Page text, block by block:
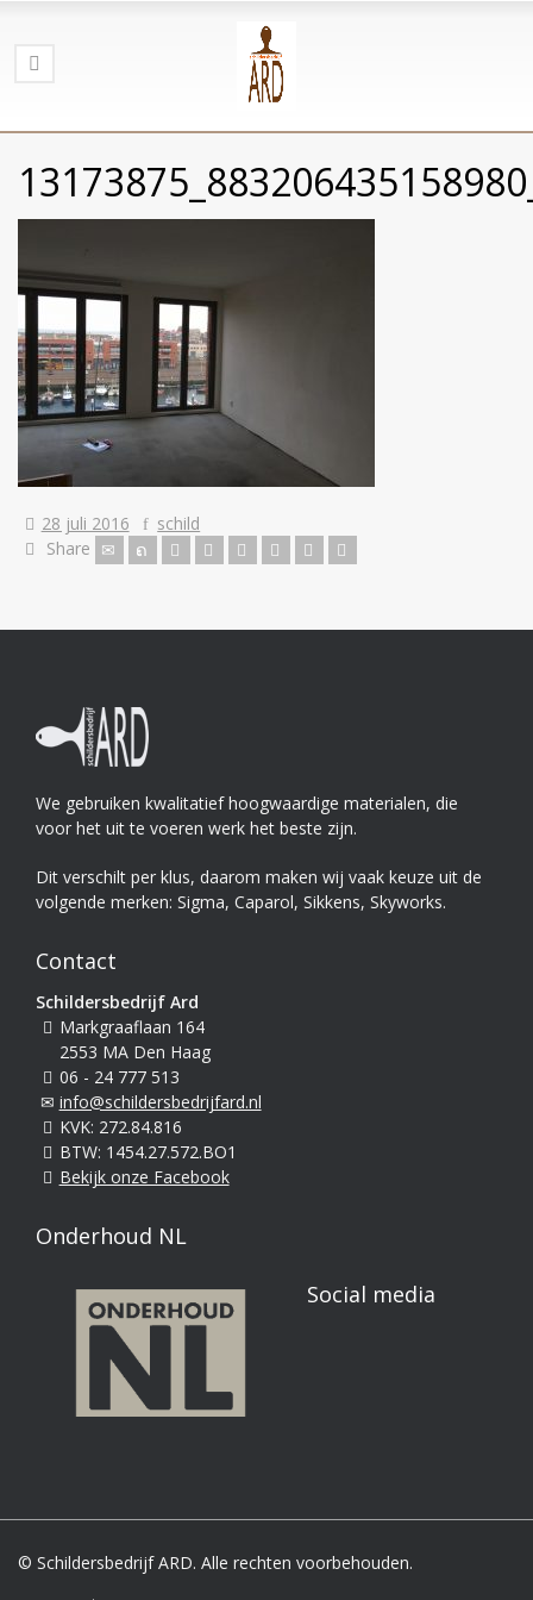
28 juli 2016
schild
Share
We gebruiken kwalitatief hoogwaardige materialen, die
voor het uit te voeren werk het beste zijn.
Dit verschilt per klus, daarom maken wij vaak keuze uit de
volgende merken: Sigma, Caparol, Sikkens, Skyworks.
Contact
Schildersbedrijf Ard
Markgraaflaan 164
2553 MA Den Haag
06 - 24 777 513
info@schildersbedrijfard.nl
KVK: 272.84.816
BTW: 1454.27.572.BO1
Bekijk onze Facebook
Onderhoud NL
Social media
© Schildersbedrijf ARD. Alle rechten voorbehouden.